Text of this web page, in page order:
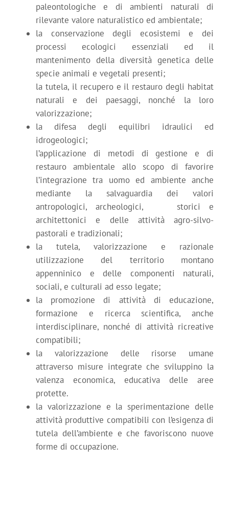
paleontologiche e di ambienti naturali di
rilevante valore naturalistico ed ambientale;
la conservazione degli ecosistemi e dei
processi ecologici essenziali ed il
mantenimento della diversità genetica delle
specie animali e vegetali presenti;
la tutela, il recupero e il restauro degli habitat
naturali e dei paesaggi, nonché la loro
valorizzazione;
la difesa degli equilibri idraulici ed
idrogeologici;
l’applicazione di metodi di gestione e di
restauro ambientale allo scopo di favorire
l’integrazione tra uomo ed ambiente anche
mediante la salvaguardia dei valori
antropologici, archeologici, storici e
architettonici e delle attività agro-silvo-
pastorali e tradizionali;
la tutela, valorizzazione e razionale
utilizzazione del territorio montano
appenninico e delle componenti naturali,
sociali, e culturali ad esso legate;
la promozione di attività di educazione,
formazione e ricerca scientifica, anche
interdisciplinare, nonché di attività ricreative
compatibili;
la valorizzazione delle risorse umane
attraverso misure integrate che sviluppino la
valenza economica, educativa delle aree
protette.
la valorizzazione e la sperimentazione delle
attività produttive compatibili con l’esigenza di
tutela dell’ambiente e che favoriscono nuove
forme di occupazione.